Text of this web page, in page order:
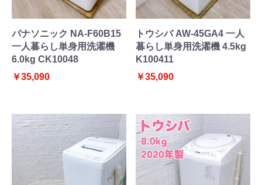
パナソニック NA-F60B15
一人暮らし単身用洗濯機
6.0kg CK10048
￥35,090
トウシバ AW-45GA4 一人
暮らし単身用洗濯機 4.5kg
K100411
￥35,090